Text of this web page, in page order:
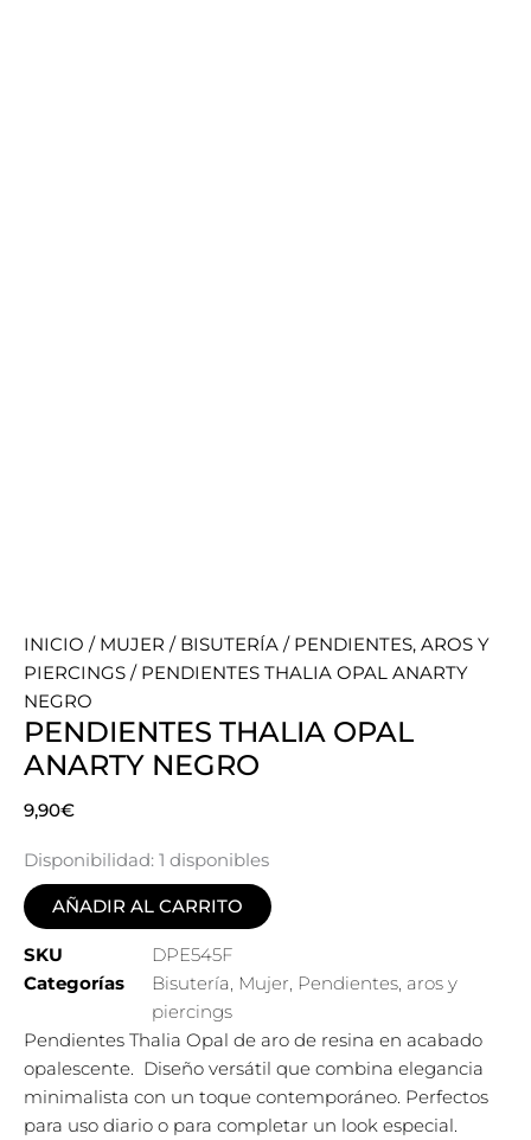
INICIO / MUJER / BISUTERÍA / PENDIENTES, AROS Y
PIERCINGS / PENDIENTES THALIA OPAL ANARTY
NEGRO
PENDIENTES THALIA OPAL
ANARTY NEGRO
9,90€
Disponibilidad: 1 disponibles
AÑADIR AL CARRITO
SKU
DPE545F
Categorías
Bisutería, Mujer, Pendientes, aros y
piercings
Pendientes Thalia Opal de aro de resina en acabado
opalescente. Diseño versátil que combina elegancia
minimalista con un toque contemporáneo. Perfectos
para uso diario o para completar un look especial.